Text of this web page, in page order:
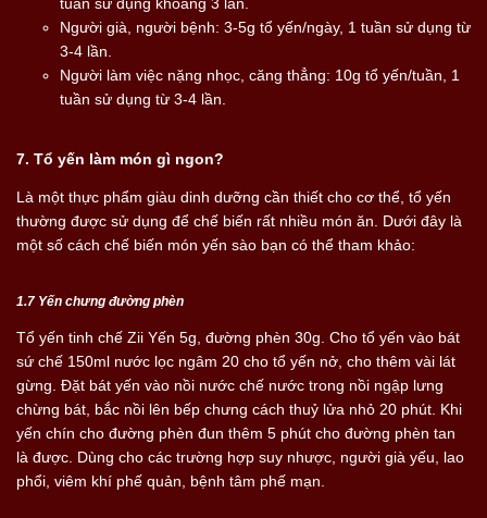
Người già, người bệnh: 3-5g tổ yến/ngày, 1 tuần sử dụng từ
3-4 lần.
Người làm việc nặng nhọc, căng thẳng: 10g tổ yến/tuần, 1
tuần sử dụng từ 3-4 lần.
7. Tổ yến làm món gì ngon?
Là một thực phẩm giàu dinh dưỡng cần thiết cho cơ thể, tổ yến
thường được sử dụng để chế biến rất nhiều món ăn. Dưới đây là
một số cách chế biến món yến sào bạn có thể tham khảo:
1.7 Yến chưng đường phèn
Tổ yến tinh chế Zii Yến 5g, đường phèn 30g. Cho tổ yến vào bát
sứ chế 150ml nước lọc ngâm 20 cho tổ yến nở, cho thêm vài lát
gừng. Đặt bát yến vào nồi nước chế nước trong nồi ngập lưng
chừng bát, bắc nồi lên bếp chưng cách thuỷ lửa nhỏ 20 phút. Khi
yến chín cho đường phèn đun thêm 5 phút cho đường phèn tan
là được. Dùng cho các trường hợp suy nhược, người già yếu, lao
phổi, viêm khí phế quản, bệnh tâm phế mạn.